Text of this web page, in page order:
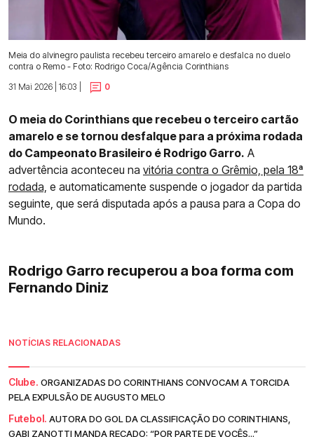
Meia do alvinegro paulista recebeu terceiro amarelo e desfalca no duelo
contra o Remo - Foto: Rodrigo Coca/Agência Corinthians
31 Mai 2026 | 16:03 |
0
O meia do Corinthians que recebeu o terceiro cartão
amarelo e se tornou desfalque para a próxima rodada
do Campeonato Brasileiro é Rodrigo Garro. A
advertência aconteceu na vitória contra o Grêmio, pela 18ª
rodada, e automaticamente suspende o jogador da partida
seguinte, que será disputada após a pausa para a Copa do
Mundo.
Rodrigo Garro recuperou a boa forma com
Fernando Diniz
NOTÍCIAS RELACIONADAS
Clube. ORGANIZADAS DO CORINTHIANS CONVOCAM A TORCIDA
PELA EXPULSÃO DE AUGUSTO MELO
Futebol. AUTORA DO GOL DA CLASSIFICAÇÃO DO CORINTHIANS,
GABI ZANOTTI MANDA RECADO: “POR PARTE DE VOCÊS...”